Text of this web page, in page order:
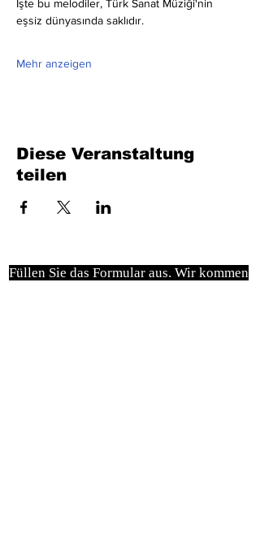
İşte bu melodiler, Türk Sanat Müziği'nin
eşsiz dünyasında saklıdır.
Mehr anzeigen
Diese Veranstaltung
teilen
Füllen Sie das Formular aus. Wir kommen